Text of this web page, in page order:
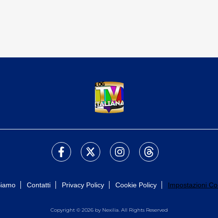
Contatti Privacy Policy Cookie Policy Impostazioni
Copyright © 2026 by Nexilia. All Rights Reserved